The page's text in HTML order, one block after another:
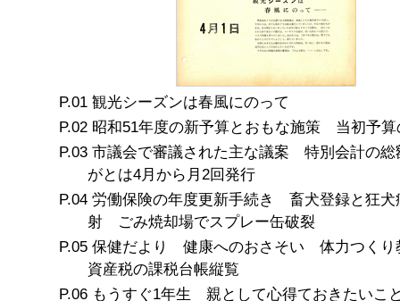
観光シーズンは春風にのって
昭和51年度の新予算とおもな施策 当初予算
市議会で審議された主な議案 特別会計の
がとは4月から月2回発行
労働保険の年度更新手続き 畜犬登録と狂犬
射 ごみ焼却場でスプレー缶破裂
保健だより 健康へのおさそい 体力つく
資産税の課税台帳縦覧
もうすぐ1年生 親として心得ておきたい